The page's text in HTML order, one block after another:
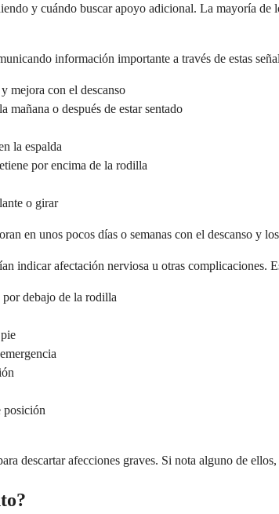
y cuándo buscar apoyo adicional. La mayoría
información importante a través de estas
mejora con el descanso
o después de estar sentado
la espalda
por encima de la rodilla
o girar
en unos pocos días o semanas con el descanso y
indicar afectación nerviosa u otras complicaciones.
debajo de la rodilla
posición
descartar afecciones graves. Si nota alguno de